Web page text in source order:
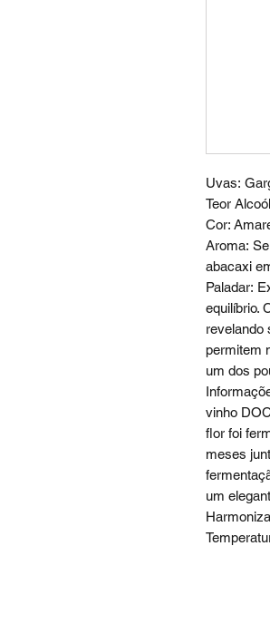
Uvas:
Teor
Cor:
Aroma:
abacaxi
Paladar:
equilíbrio.
revelando
permitem
um dos
vinho
flor foi
meses
um